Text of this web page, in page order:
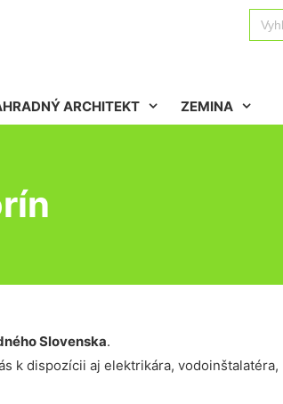
for:
ARCHITEKT ZEMINA
Slovenska.
k dispozícii aj elektrikára, vodoinštalatéra,